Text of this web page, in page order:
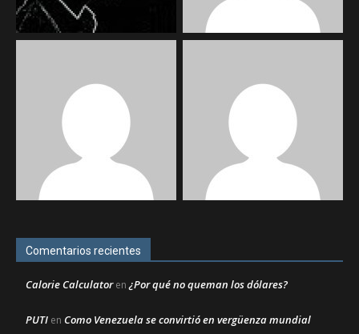
Comentarios recientes
Calorie Calculatoren¿Por qué no queman los dólares?
PUTI en Como Venezuela se convirtió en vergüenza mundial